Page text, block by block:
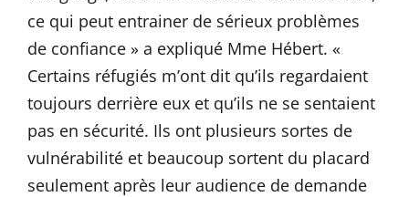
ce qui peut entrainer de sérieux problèmes
de confiance » a expliqué Mme Hébert. «
Certains réfugiés m’ont dit qu’ils regardaient
toujours derrière eux et qu’ils ne se sentaient
pas en sécurité. Ils ont plusieurs sortes de
vulnérabilité et beaucoup sortent du placard
seulement après leur audience de demande